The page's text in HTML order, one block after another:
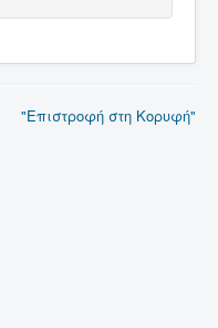
"Επιστροφή στη Κορυφή"